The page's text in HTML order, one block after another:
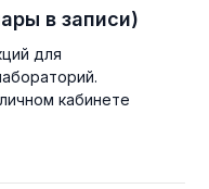
в записи)
для
кабинете